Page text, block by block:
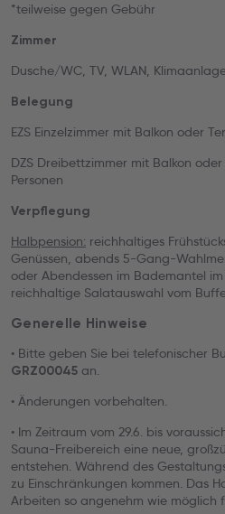
*teilweise gegen Gebühr
Zimmer
Dusche/WC, TV, WLAN,
Belegung
EZS Einzelzimmer mit Balkon oder
DZS Dreibettzimmer mit Balkon oder
Personen
Verpflegung
Halbpension: reichhaltiges
Genüssen, abends 5-Gang-
oder Abendessen im Bademantel
reichhaltige Salatauswahl vom
Generelle Hinweise
• Bitte geben Sie bei telefonischer
GRZ00045 an.
• Änderungen vorbehalten.
• Im Zeitraum vom 29.6. bis
Sauna-Freibereich eine neue,
entstehen. Während des
zu Einschränkungen kommen. Das
Arbeiten so angenehm wie möglich